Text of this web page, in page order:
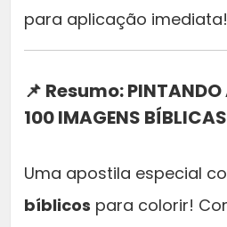
para aplicação imediata!
📌 Resumo:PINTANDO
100 IMAGENS BÍBLICAS
Uma apostila especial
bíblicos para colorir!